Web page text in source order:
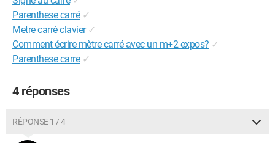
Parenthese carré ✓
Metre carré clavier ✓
Comment écrire mètre carré avec un m+2 expos? ✓
Parenthese carre ✓
4 réponses
RÉPONSE 1 / 4